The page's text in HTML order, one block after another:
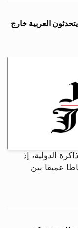
الدولي.. نحو 400 مليون يتحدثون العربية خارج
الدولية، إذ
عميقا بين